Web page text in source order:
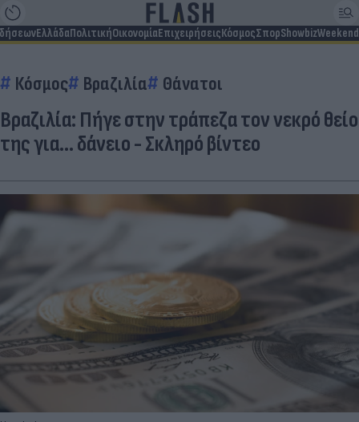
ΕλλάδαΠολιτικήΟικονομίαΕπιχειρήσειςΚόσμοςΣπορShowbizWeekend
Κόσμος Βραζιλία Θάνατοι
Βραζιλία: Πήγε στην τράπεζα τον νεκρό θείο
της για... δάνειο - Σκληρό βίντεο